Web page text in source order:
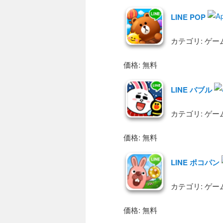
LINE POP
カテゴリ: ゲー
価格: 無料
LINE バブル
カテゴリ: ゲー
価格: 無料
LINE ポコパン
カテゴリ: ゲー
価格: 無料